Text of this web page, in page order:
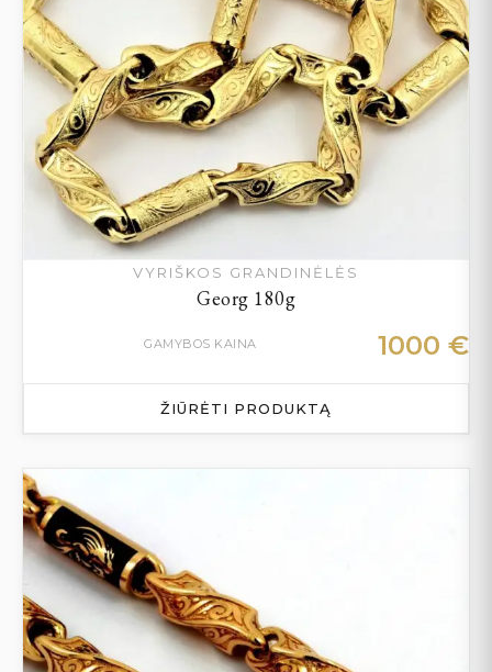
VYRIŠKOS GRANDINĖLĖS
Georg 180g
GAMYBOS KAINA 1000 €
ŽIŪRĖTI PRODUKTĄ